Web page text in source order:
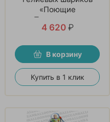
«Поющие
Принцессы»
4 620 ₽
В корзину
Купить в 1 клик